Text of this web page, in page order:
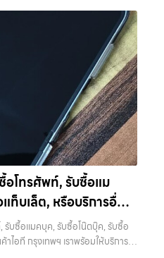
ไม่สามารถย้อนกลับไปแก้ไขได้อีก 2.
มบูรณ์ ขั้นตอนนี้ถือว่าสำคัญที่สุดใน
ในเครื่อง จะทำให้เกิดสิ่งที่เรียกว่า
ช้งานเครื่องต่อได้ ในมุมของร้านรับ
เพราะไม่สามารถนำไปขายต่อได้
บก็จะกดราคาลงอย่างมาก การออก
ที่การตั้งค่า กดชื่อบัญชีของตัวเอง
ผ่านเพื่อยืนยัน หลังจากออกแล้ว
ไม่มีชื่อบัญชีของคุณเหลืออยู่ เพื่อ
หม่จริงๆ 3. รีเซ็ตเครื่องให้เหมือน
าก iCloud เรียบร้อยแล้ว ขั้นตอนต่อ
กโรงงาน การรีเซ็ตจะช่วยลบข้อมูล
นสภาพเหมือนใหม่ ซึ่งเป็นสิ่งที่ผู้ซื้อ
ถนำไปใช้งานต่อได้ทันที ขั้นตอนนี้ยัง
ม่มีข้อมูลส่วนตัวหลงเหลืออยู่ ลด
ะวังว่าการรีเซ็ตควรทำหลังจาก
ตอน อาจทำให้เครื่องติดล็อกและ
วดเร็ว และจ่ายเงินสดทันที ไม่มีค่า
ฟนกับเรา?
รับซื้อทุกรุ่น ทุกสภาพ
หรือเครื่องที่มีตำหนิเล็กน้อย เรารับซื้อ
ามสภาพเครื่องจริง ให้ราคาสูงถึง
เร็วทันใจ - ประเมินและจ่ายเงินทันที ไม่
ร้านจริง บริการโปร่งใส ตรวจสอบ
ในกรุงเทพและปริมณฑลเช็กราคา
นเรารับซื้อในราคาเท่าไหร่บ้าง
iPhone 11 (ปี
นิยมมากในตอนที่เปิดตัว มาพร้อม
Retina ขนาด 6.1 นิ้ว แม้จะ
ช้งานได้ดีและรองรับ iOS เวอร์ชัน
64GB รับซื้อได้ที่ 7,000 บาท
11 128GB รับซื้อได้ที่ 8,400
iPhone 11 Pro / Pro Max (ปี
อ Super Retina XDR และวัสดุส
อโทรศัพท์, รับซื้อแม
ท็บเล็ต, หรือบริการอื่นๆ
เราพร้อมให้บริการครบ
รับซื้อแมคบุค, รับซื้อโน๊ตบุ๊ค, รับซื้อ
ไอที กรุงเทพฯ เราพร้อมให้บริการ